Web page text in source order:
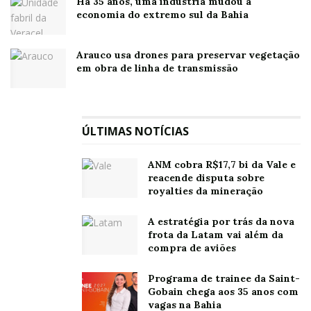
Almeida, diretor executivo da Unidade de Papel e
Embalagem da Suzano.
Plásticos
embalagens, garantindo que a bebida chegue gelada,
‘’A Ambev, da qual o Zé Delivery faz parte, tem a meta
de eliminar a poluição plástica das suas embalagens até
2025 com 3 estratégias principais: eliminação e
substituição; embalagens retornáveis e recicladas e
inovação e parcerias. Para colaborar com esse objetivo,
o Zé se juntou à Suzano para desenvolver o piloto de
economia do extremo sul da Bahia
Arauco usa drones para preservar vegetação
em obra de linha de transmissão
ÚLTIMAS NOTÍCIAS
ANM cobra R$17,7 bi da Vale e
reacende disputa sobre
royalties da mineração
A estratégia por trás da nova
frota da Latam vai além da
compra de aviões
Programa de trainee da Saint-
Gobain chega aos 35 anos com
vagas na Bahia